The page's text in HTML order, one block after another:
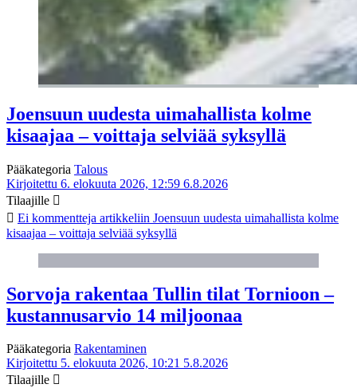
Joensuun uudesta uimahallista kolme
kisaajaa – voittaja selviää syksyllä
Pääkategoria Talous
Kirjoitettu 6. elokuuta 2026, 12:59 6.8.2026
Tilaajille
Ei kommentteja artikkeliin Joensuun uudesta uimahallista kolme
kisaajaa – voittaja selviää syksyllä
Sorvoja rakentaa Tullin tilat Tornioon –
kustannusarvio 14 miljoonaa
Pääkategoria Rakentaminen
Kirjoitettu 5. elokuuta 2026, 10:21 5.8.2026
Tilaajille